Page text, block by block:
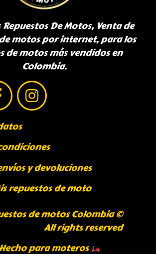
Repuestos De Motos, Venta de
motos por internet, para los
de motos más vendidos en
Colombia.
y devoluciones
repuestos de moto
de motos Colombia ©
All rights reserved
para moteros